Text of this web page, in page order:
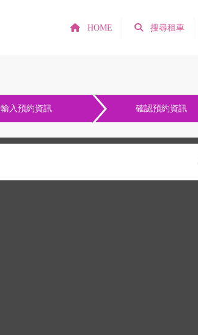
搜尋租車
HOME
輸入預約資訊 確認預約資訊